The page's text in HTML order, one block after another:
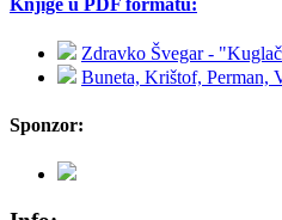
Knjige u PDF formatu:
Zdravko Švegar -
Buneta, Krištof, Perman,
Sponzor: